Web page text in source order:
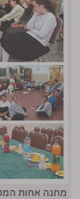
מחנה אחות